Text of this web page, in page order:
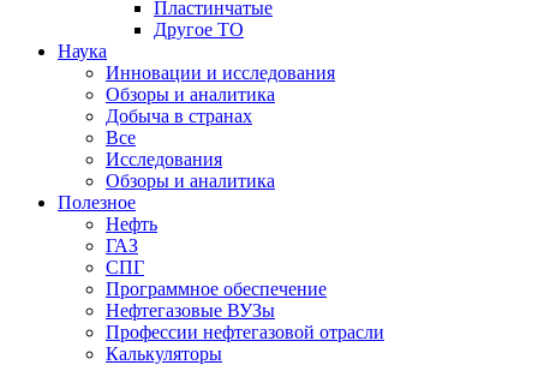
Пластинчатые
Другое ТО
Наука
Инновации и исследования
Обзоры и аналитика
Добыча в странах
Все
Исследования
Обзоры и аналитика
Полезное
Нефть
ГАЗ
СПГ
Программное обеспечение
Нефтегазовые ВУЗы
Профессии нефтегазовой отрасли
Калькуляторы